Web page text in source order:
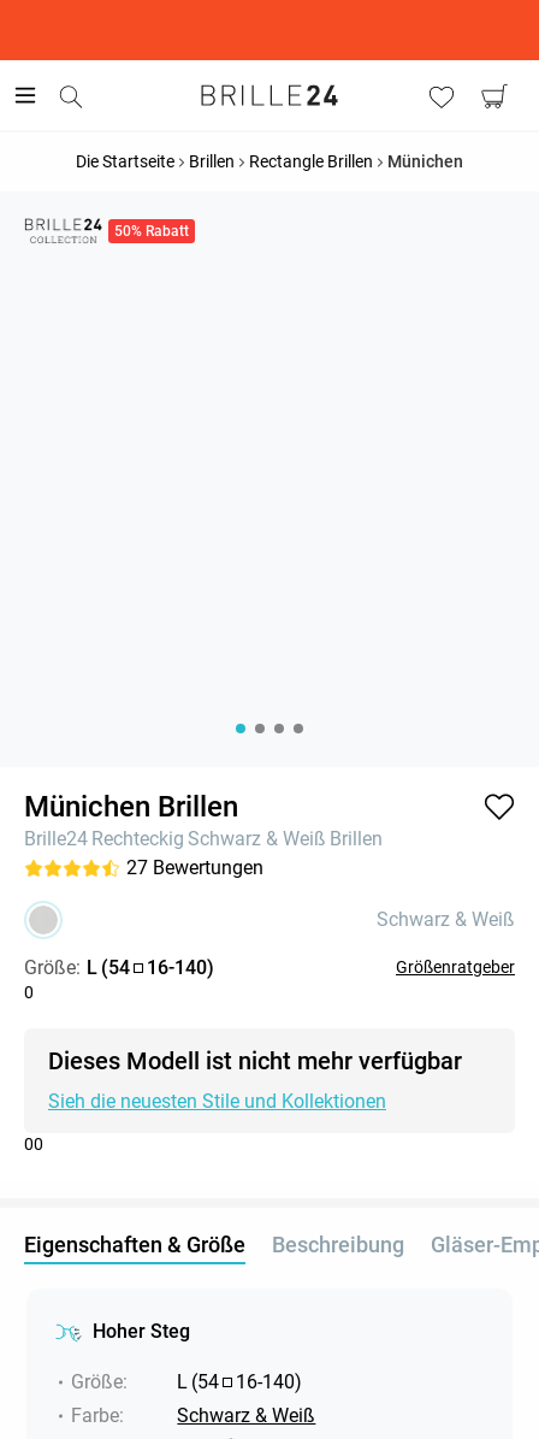
Die Startseite Brillen Rectangle Brillen Münichen
50% Rabatt
Münichen Brillen
Brille24 Rechteckig Schwarz & Weiß Brillen
27 Bewertungen
Schwarz & Weiß
Größe: L (54 16-140)
Größenratgeber
0
Dieses Modell ist nicht mehr verfügbar
Sieh die neuesten Stile und Kollektionen
00
Eigenschaften & Größe Beschreibung Gläser-
Hoher Steg
Größe: L (54 16-140)
Farbe:
Schwarz & Weiß